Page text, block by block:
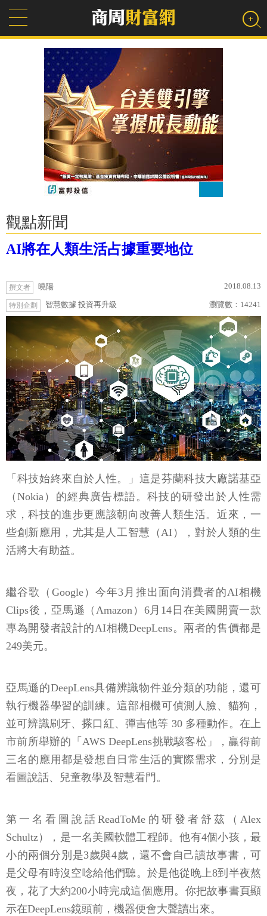
觀點新聞
AI將在人類生活占據重要地位
撰文者 曉陽 2018.08.13
特別企劃 智慧數據 投資再升級 瀏覽數： 14241
「科技始終來自於人性。」這是芬蘭科技大廠諾基亞
（Nokia）的經典廣告標語。科技的研發出於人性需
求，科技的進步更應該朝向改善人類生活。近來，一
些創新應用，尤其是人工智慧（AI），對於人類的生
活將大有助益。
繼谷歌（Google）今年3月推出面向消費者的AI相機
Clips後，亞馬遜（Amazon）6月14日在美國開賣一款
專為開發者設計的AI相機DeepLens。兩者的售價都是
249美元。
亞馬遜的DeepLens具備辨識物件並分類的功能，還可
執行機器學習的訓練。這部相機可偵測人臉、貓狗，
並可辨識刷牙、搽口紅、彈吉他等 30 多種動作。在上
市前所舉辦的「AWS DeepLens挑戰駭客松」，贏得前
三名的應用都是發想自日常生活的實際需求，分別是
看圖說話、兒童教學及智慧看門。
第一名看圖說話ReadToMe的研發者舒茲（Alex
Schultz），是一名美國軟體工程師。他有4個小孩，最
小的兩個分別是3歲與4歲，還不會自己讀故事書，可
是父母有時沒空唸給他們聽。於是他從晚上8到半夜熬
夜，花了大約200小時完成這個應用。你把故事書頁顯
示在DeepLens鏡頭前，機器便會大聲讀出來。